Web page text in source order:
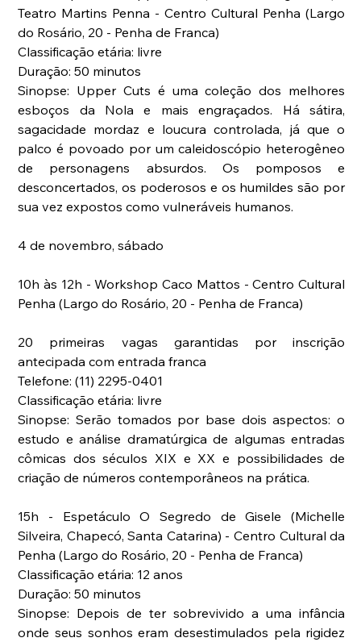
Teatro Martins Penna - Centro Cultural Penha (Largo
do Rosário, 20 - Penha de Franca)
Classificação etária: livre
Duração: 50 minutos
Sinopse: Upper Cuts é uma coleção dos melhores
esboços da Nola e mais engraçados. Há sátira,
sagacidade mordaz e loucura controlada, já que o
palco é povoado por um caleidoscópio heterogêneo
de personagens absurdos. Os pomposos e
desconcertados, os poderosos e os humildes são por
sua vez expostos como vulneráveis humanos.
4 de novembro, sábado
10h às 12h - Workshop Caco Mattos - Centro Cultural
Penha (Largo do Rosário, 20 - Penha de Franca)
20 primeiras vagas garantidas por inscrição
antecipada com entrada franca
Telefone: (11) 2295-0401
Classificação etária: livre
Sinopse: Serão tomados por base dois aspectos: o
estudo e análise dramatúrgica de algumas entradas
cômicas dos séculos XIX e XX e possibilidades de
criação de números contemporâneos na prática.
15h - Espetáculo O Segredo de Gisele (Michelle
Silveira, Chapecó, Santa Catarina) - Centro Cultural da
Penha (Largo do Rosário, 20 - Penha de Franca)
Classificação etária: 12 anos
Duração: 50 minutos
Sinopse: Depois de ter sobrevivido a uma infância
onde seus sonhos eram desestimulados pela rigidez